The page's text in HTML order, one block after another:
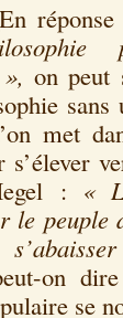
En
»,on peut
met
s’élever
: «
le peuple
on
se